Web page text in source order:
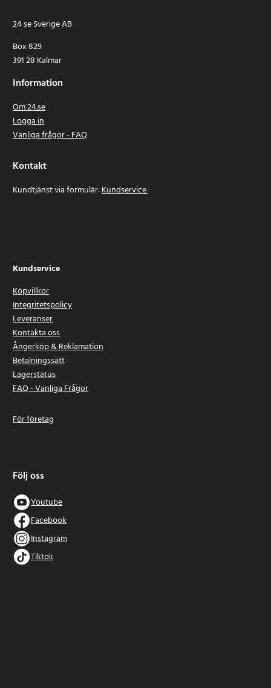
24 se Sverige AB
Box 829
391 28 Kalmar
Information
Om 24.se
Logga in
Vanliga frågor - FAQ
Kontakt
Kundtjänst via formulär:Kundservice
Kundservice
Köpvillkor
Integritetspolicy
Leveranser
Kontakta oss
Ångerköp & Reklamation
Betalningssätt
Lagerstatus
FAQ - Vanliga Frågor
För företag
Följ oss
Youtube
Facebook
Instagram
Tiktok